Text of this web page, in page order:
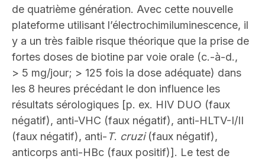
de quatrième génération. Avec cette nouvelle
plateforme utilisant l’électrochimiluminescence, il
y a un très faible risque théorique que la prise de
fortes doses de biotine par voie orale (c.-à-d.,
> 5 mg/jour; > 125 fois la dose adéquate) dans
les 8 heures précédant le don influence les
résultats sérologiques [p. ex. HIV DUO (faux
négatif), anti-VHC (faux négatif), anti-HLTV-I/II
(faux négatif), anti- T. cruzi(faux négatif),
anticorps anti-HBc (faux positif)]. Le test de